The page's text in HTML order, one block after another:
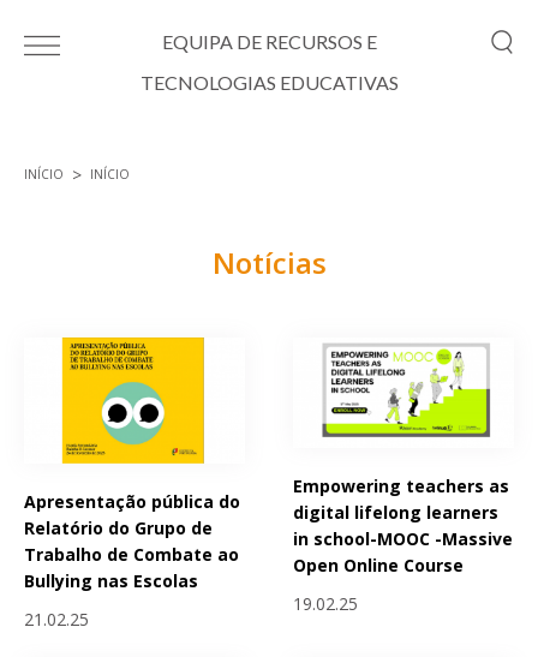
EQUIPA DE RECURSOS E
TECNOLOGIAS EDUCATIVAS
INÍCIO INÍCIO
Notícias
Apresentação pública do
Relatório do Grupo de
Trabalho de Combate ao
Bullying nas Escolas
21.02.25
Empowering teachers as
digital lifelong learners
in school-MOOC -Massive
Open Online Course
19.02.25
Páginas